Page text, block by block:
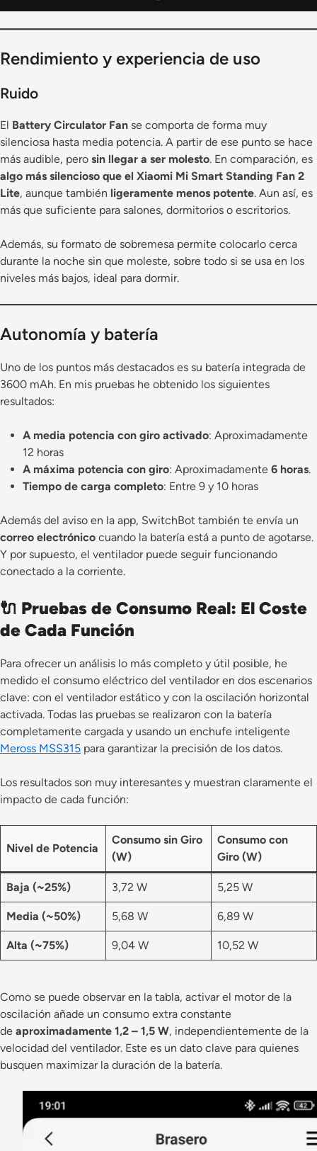
Rendimiento y experiencia de uso
Ruido
El Battery Circulator Fan se comporta de forma muy
silenciosa hasta media potencia. A partir de ese punto se hace
más audible, pero sin llegar a ser molesto. En comparación, es
algo más silencioso que el Xiaomi Mi Smart Standing Fan 2
Lite, aunque también ligeramente menos potente. Aun así, es
más que suficiente para salones, dormitorios o escritorios.
Además, su formato de sobremesa permite colocarlo cerca
durante la noche sin que moleste, sobre todo si se usa en los
niveles más bajos, ideal para dormir.
Autonomía y batería
Uno de los puntos más destacados es su batería integrada de
3600 mAh. En mis pruebas he obtenido los siguientes
resultados:
A media potencia con giro activado: Aproximadamente
12 horas
A máxima potencia con giro: Aproximadamente 6 horas.
Tiempo de carga completo: Entre 9 y 10 horas
Además del aviso en la app, SwitchBot también te envía un
correo electrónico cuando la batería está a punto de agotarse.
Y por supuesto, el ventilador puede seguir funcionando
conectado a la corriente.
🔌 Pruebas de Consumo Real: El Coste
de Cada Función
Para ofrecer un análisis lo más completo y útil posible, he
medido el consumo eléctrico del ventilador en dos escenarios
clave: con el ventilador estático y con la oscilación horizontal
activada. Todas las pruebas se realizaron con la batería
completamente cargada y usando un enchufe inteligente
Meross MSS315 para garantizar la precisión de los datos.
Los resultados son muy interesantes y muestran claramente el
impacto de cada función:
Nivel de Potencia
Consumo sin Giro
(W)
Consumo con
Giro (W)
Baja (~25%) 3,72 W 5,25 W
Media (~50%) 5,68 W 6,89 W
Alta (~75%) 9,04 W 10,52 W
Como se puede observar en la tabla, activar el motor de la
oscilación añade un consumo extra constante
de aproximadamente 1,2 – 1,5 W, independientemente de la
velocidad del ventilador. Este es un dato clave para quienes
busquen maximizar la duración de la batería.